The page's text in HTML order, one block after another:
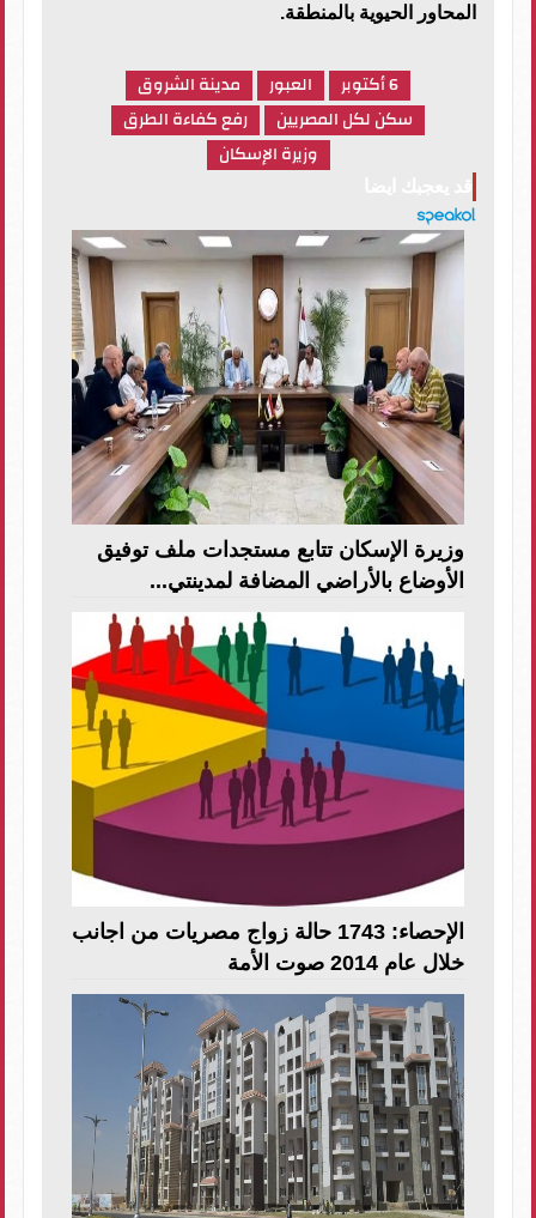
المحاور الحيوية بالمنطقة.
6 أكتوبر العبور
مدينة الشروق
سكن لكل المصريين
رفع كفاءة الطرق
وزيرة الإسكان
وزيرة الإسكان تتابع مستجدات ملف توفيق
الأوضاع بالأراضي المضافة لمدينتي...
الإحصاء: 1743 حالة زواج مصريات من اجانب
خلال عام 2014 صوت الأمة